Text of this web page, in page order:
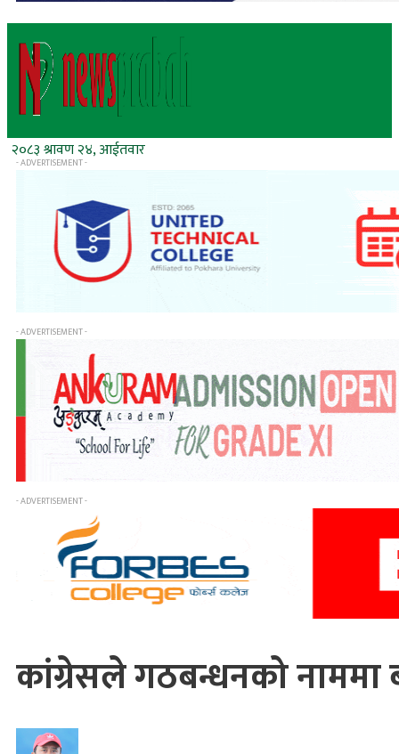
२०८३ श्रावण २४, आईतवार
- ADVERTISEMENT -
- ADVERTISEMENT -
- ADVERTISEMENT -
कांग्रेसले गठबन्धनको